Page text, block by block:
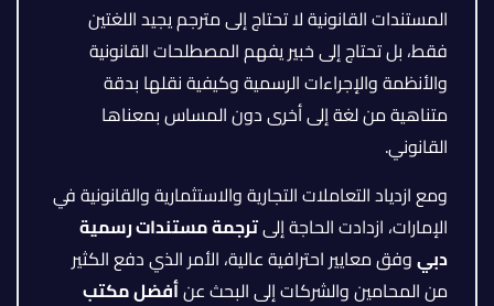
المستندات القانونية لا تحتاج إلى مترجم يجيد اللغتين
فقط، بل تحتاج إلى خبير يفهم المصطلحات القانونية
والأنظمة والإجراءات الرسمية وكيفية نقلها بدقة
متناهية من لغة إلى أخرى دون المساس بمعناها
القانوني.
ومع ازدياد التعاملات التجارية والاستثمارية والقانونية في
الإمارات، ازدادت الحاجة إلىترجمة مستندات رسمية
دبيوفق معايير احترافية عالية، الأمر الذي دفع الكثير
من المحامين والشركات إلى البحث عنأفضل مكتب